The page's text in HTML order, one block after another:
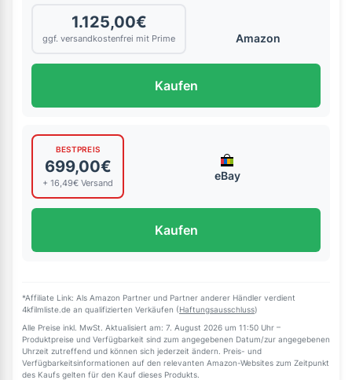
Amazon
1.125,00€
ggf. versandkostenfrei mit Prime
Kaufen
eBay
BESTPREIS
699,00€
+ 16,49€ Versand
Kaufen
*Affiliate Link: Als Amazon Partner und Partner anderer Händler verdient
4kfilmliste.de an qualifizierten Verkäufen (Haftungsausschluss)
Alle Preise inkl. MwSt. Aktualisiert am: 7. August 2026 um 11:50 Uhr –
Produktpreise und Verfügbarkeit sind zum angegebenen Datum/zur angegebenen
Uhrzeit zutreffend und können sich jederzeit ändern. Preis- und
Verfügbarkeitsinformationen auf den relevanten Amazon-Websites zum Zeitpunkt
des Kaufs gelten für den Kauf dieses Produkts.